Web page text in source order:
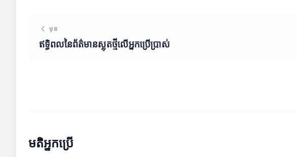
មុន
ឥទ្ធិពលនៃព័ត៌មានស្លុតថ្មីលើអ្នកប្រើប្រាស់
មតិអ្នកប្រើ